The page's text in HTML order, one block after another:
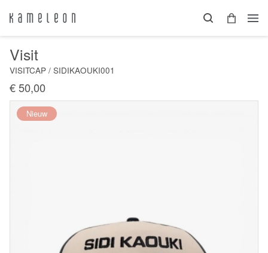
Visit
VISITCAP / SIDIKAOUKI001
€ 50,00
Nieuw